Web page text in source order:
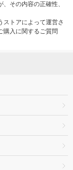
その内容の正確性、
ストアによって運営さ
購入に関するご質問